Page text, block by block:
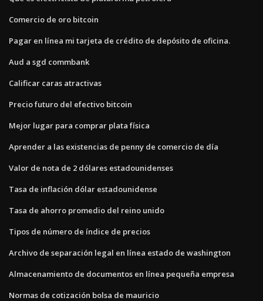
Comercio de oro bitcoin
Pagar en línea mi tarjeta de crédito de depósito de oficina.
Aud a sgd commbank
Calificar caras atractivas
Precio futuro del efectivo bitcoin
Mejor lugar para comprar plata física
Aprender a las existencias de penny de comercio de día
Valor de nota de 2 dólares estadounidenses
Tasa de inflación dólar estadounidense
Tasa de ahorro promedio del reino unido
Tipos de número de índice de precios
Archivo de separación legal en línea estado de washington
Almacenamiento de documentos en línea pequeña empresa
Normas de cotización bolsa de mauricio